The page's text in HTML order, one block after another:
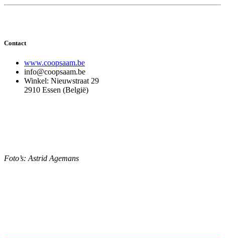
Contact
www.coopsaam.be
info@coopsaam.be
Winkel: Nieuwstraat 29
2910 Essen (België)
Foto’s: Astrid Agemans